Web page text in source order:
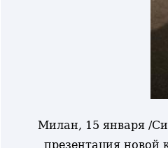
Милан, 15 января /
презентация новой